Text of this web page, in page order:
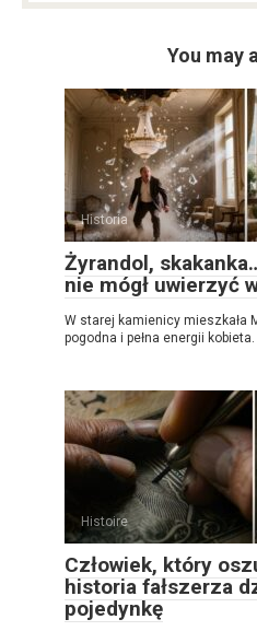
You may
Historia
Żyrandol,
nie mógł uwierzyć
W starej kamienicy mieszkała
pogodna i pełna energii
Histoire
Człowiek, który
historia fałszerza
pojedynkę